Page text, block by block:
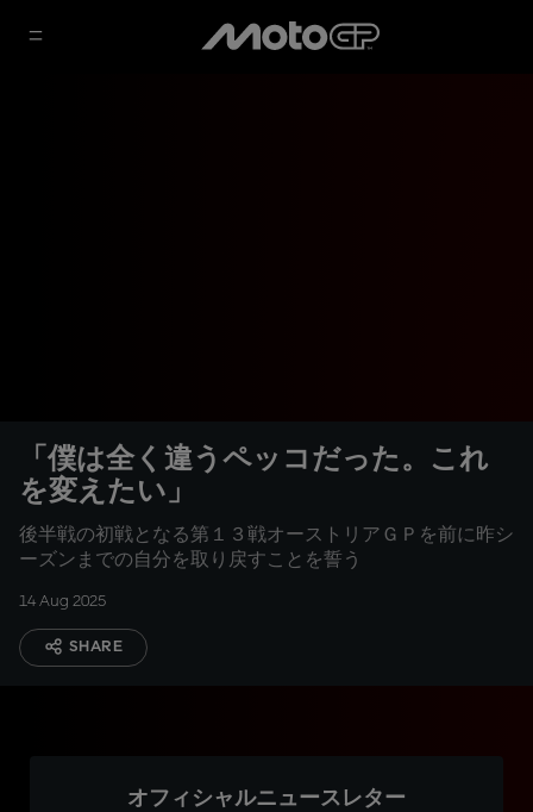
「僕は全く違うペッコだった。これ
を変えたい」
後半戦の初戦となる第１３戦オーストリアＧＰを前に昨シ
ーズンまでの自分を取り戻すことを誓う
14 Aug 2025
SHARE
オフィシャルニュースレター